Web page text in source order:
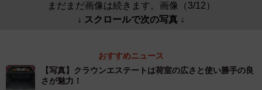
まだまだ画像は続きます。画像（3/12）
↓ スクロールで次の写真 ↓
おすすめニュース
【写真】クラウンエステートは荷室の広さと使い勝手の良
さが魅力！